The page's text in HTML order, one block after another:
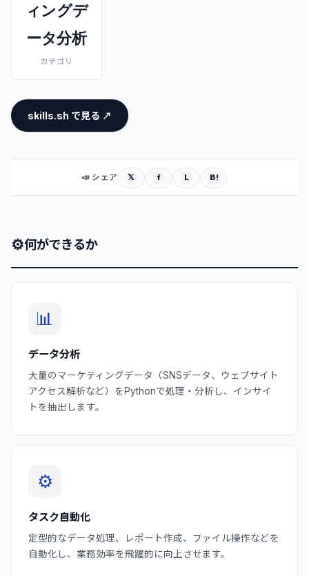
ィングデ
ータ分析
カテゴリ
skills.sh で見る ↗
📣 シェア 𝕏 f L B!
⚙何ができるか
📊
データ分析
大量のマーケティングデータ（SNSデータ、ウェブサイト
アクセス解析など）をPythonで処理・分析し、インサイ
トを抽出します。
⚙️
タスク自動化
定型的なデータ処理、レポート作成、ファイル操作などを
自動化し、業務効率を飛躍的に向上させます。